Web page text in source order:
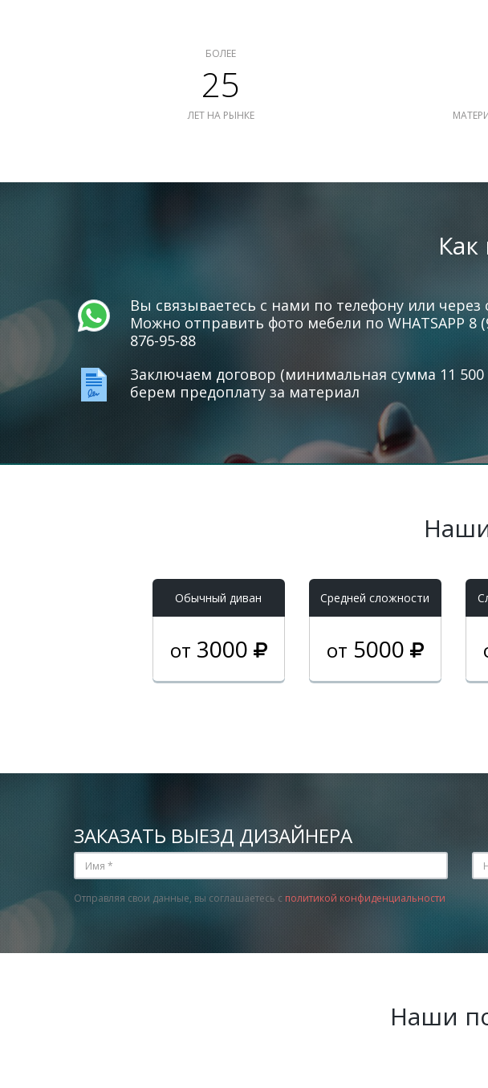
БОЛЕЕ
25
ЛЕТ НА РЫНКЕ
Вы связываетесь с нами по телефону или через
Можно отправить фото мебели по WHATSAPP 8
876-95-88
Заключаем договор (минимальная сумма 11 500
берем предоплату за материал
Обычный диван
от 3000
Средней сложности
от 5000
ЗАКАЗАТЬ ВЫЕЗД ДИЗАЙНЕРА
Отправляя свои данные, вы соглашаетесь с политикой конфиденциальности
Наши